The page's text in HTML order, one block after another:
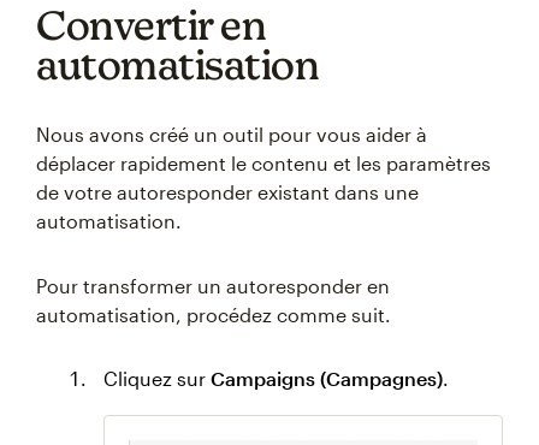
Convertir en
automatisation
Nous avons créé un outil pour vous aider à
déplacer rapidement le contenu et les paramètres
de votre autoresponder existant dans une
automatisation.
Pour transformer un autoresponder en
automatisation, procédez comme suit.
Cliquez sur Campaigns (Campagnes).